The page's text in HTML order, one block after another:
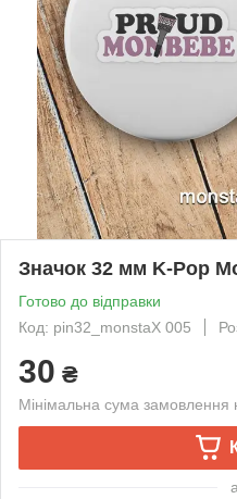
Значок 32 мм K-Pop
Готово до відправки
Код: pin32_monstaX 005
30 ₴
Мінімальна сума замовлення